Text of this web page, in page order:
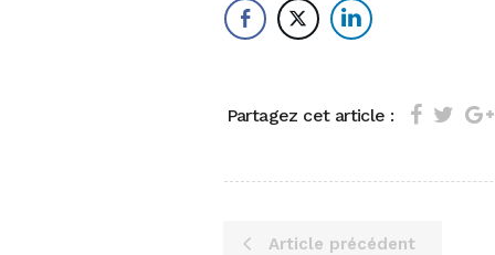
Partagez cet article :
Article précédent